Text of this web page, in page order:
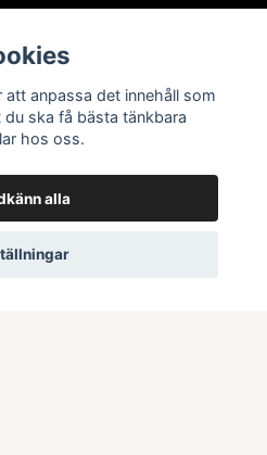
vårt nyhetsbrev
Prenumerera
anpassa det innehåll som
ska få bästa tänkbara
hos oss.
alla